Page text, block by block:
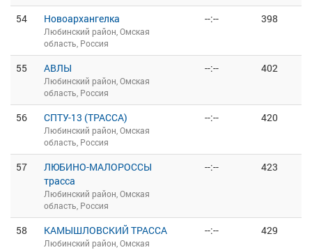
54 Новоархангелка
Любинский район, Омская
область, Россия
--:-- 398
55 АВЛЫ
Любинский район, Омская
область, Россия
--:-- 402
56 СПТУ-13 (ТРАССА)
Любинский район, Омская
область, Россия
--:-- 420
57
ЛЮБИНО-МАЛОРОССЫ
трасса
Любинский район, Омская
область, Россия
--:-- 423
58 КАМЫШЛОВСКИЙ ТРАССА
Любинский район, Омская
--:-- 429